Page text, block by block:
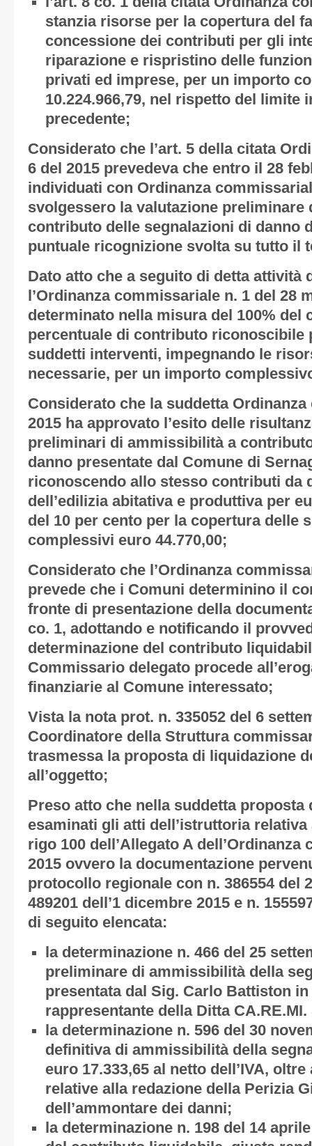
stanzia risorse per la copertura del
concessione dei contributi per gli
riparazione e rispristino delle
privati ed imprese, per un importo
10.224.966,79, nel rispetto del limite
precedente;
Considerato che l’art. 5 della citata
6 del 2015 prevedeva che entro il 28
individuati con Ordinanza
svolgessero la valutazione preliminare
contributo delle segnalazioni di danno
puntuale ricognizione svolta su tutto il
Dato atto che a seguito di detta attività
l’Ordinanza commissariale n. 1 del 28
determinato nella misura del 100%
percentuale di contributo riconoscibile
suddetti interventi, impegnando le
necessarie, per un importo
Considerato che la suddetta
2015 ha approvato l’esito delle
preliminari di ammissibilità a
danno presentate dal Comune di
riconoscendo allo stesso contributi da
dell’edilizia abitativa e produttiva per
del 10 per cento per la copertura delle
complessivi euro 44.770,00;
Considerato che l’Ordinanza
prevede che i Comuni determinino il
fronte di presentazione della
co. 1, adottando e notificando il
determinazione del contributo
Commissario delegato procede
finanziarie al Comune interessato;
Vista la nota prot. n. 335052 del 6
Coordinatore della Struttura
trasmessa la proposta di liquidazione
all’oggetto;
Preso atto che nella suddetta
esaminati gli atti dell’istruttoria
rigo 100 dell’Allegato A
2015 ovvero la documentazione
protocollo regionale con n. 386554 del
489201 dell’1 dicembre 2015 e n.
di seguito elencata:
la determinazione n. 466 del 25
preliminare di ammissibilità della
presentata dal Sig. Carlo Battiston in
rappresentante della Ditta CA.RE.MI.
la determinazione n. 596 del 30
definitiva di ammissibilità della
euro 17.333,65 al netto dell’IVA,
relative alla redazione della Perizia
dell’ammontare dei danni;
la determinazione n. 198 del 14